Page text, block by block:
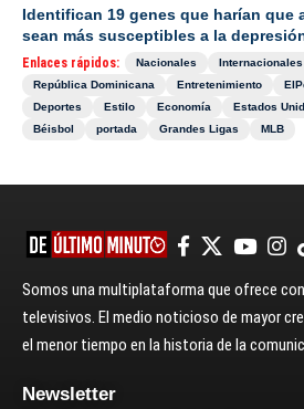
Identifican 19 genes que harían que
sean más susceptibles a la
Enlaces rápidos: Nacionales Internacionales
República Dominicana
Entretenimiento
Deportes
Estilo Economía Estados
Béisbol
portada Grandes Ligas MLB
Somos una multiplataforma que ofrece
televisivos. El medio noticioso de mayor
el menor tiempo en la historia de la
Newsletter